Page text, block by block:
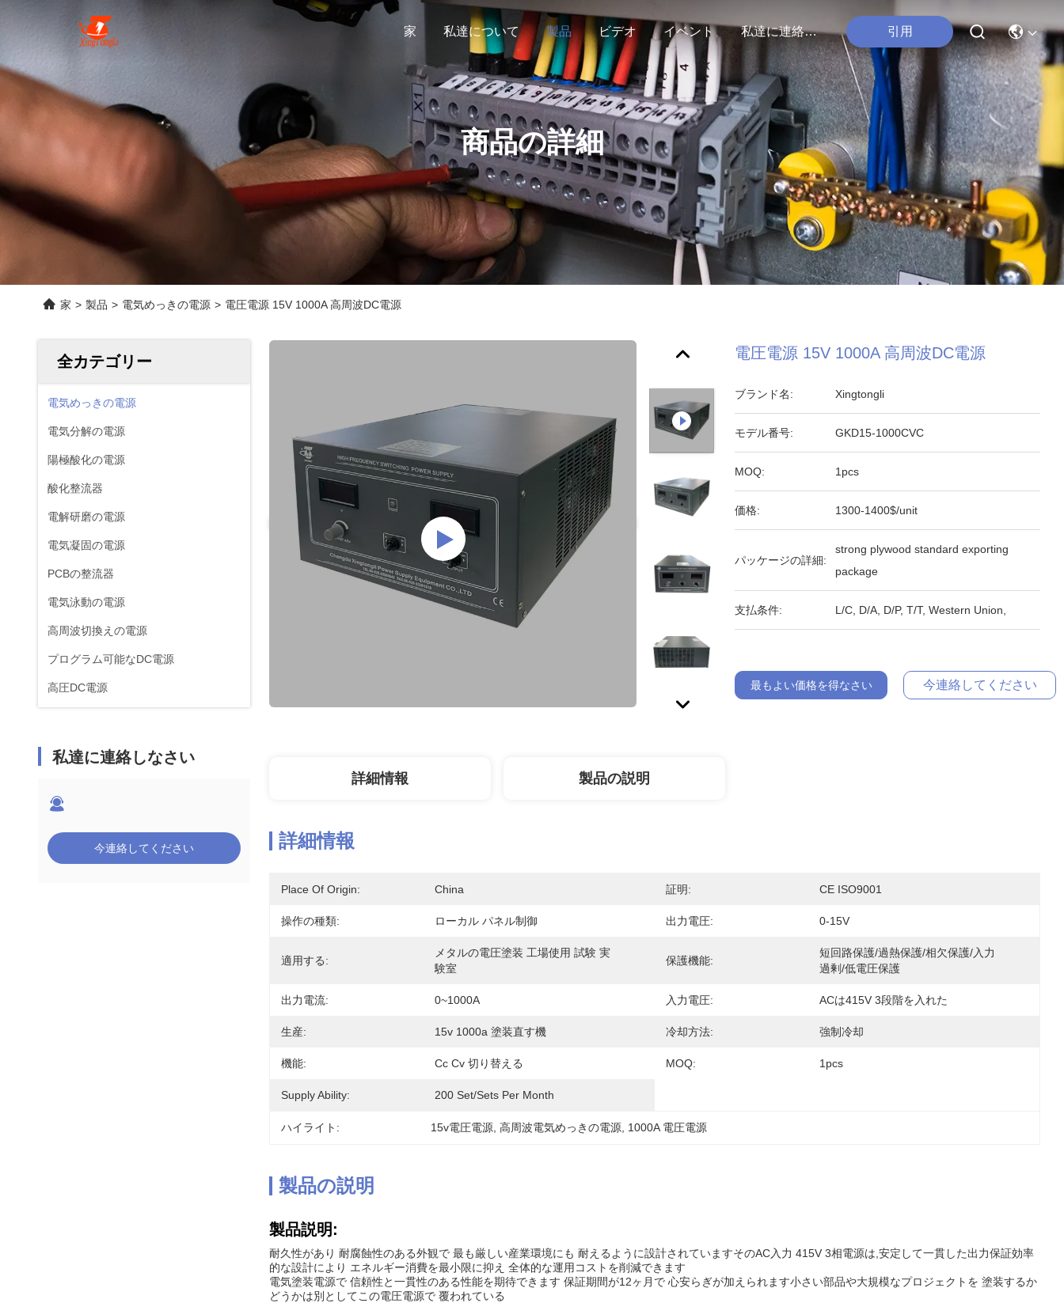
家 私達について 製品 ビデオ イベント 私達に連絡しなさい 引用
商品の詳細
家 > 製品 > 電気めっきの電源 > 電圧電源 15V 1000A 高周波DC電源
全カテゴリー
電気めっきの電源
電気分解の電源
陽極酸化の電源
酸化整流器
電解研磨の電源
電気凝固の電源
PCBの整流器
電気泳動の電源
高周波切換えの電源
プログラム可能なDC電源
高圧DC電源
私達に連絡しなさい
今連絡してください
電圧電源 15V 1000A 高周波DC電源
ブランド名: Xingtongli
モデル番号: GKD15-1000CVC
MOQ: 1pcs
価格: 1300-1400$/unit
パッケージの詳細:
strong plywood standard exporting
package
支払条件: L/C, D/A, D/P, T/T, Western Union,
最もよい価格を得なさい 今連絡してください
詳細情報 製品の説明
詳細情報
Place Of Origin: China 証明: CE ISO9001
操作の種類: ローカル パネル制御 出力電圧: 0-15V
適用する:
メタルの電圧塗装 工場使用 試験 実
験室
保護機能:
短回路保護/過熱保護/相欠保護/入力
過剰/低電圧保護
出力電流: 0~1000A 入力電圧: ACは415V 3段階を入れた
生産: 15v 1000a 塗装直す機 冷却方法: 強制冷却
機能: Cc Cv 切り替える MOQ: 1pcs
Supply Ability: 200 Set/Sets Per Month
ハイライト: 15v電圧電源 , 高周波電気めっきの電源 1000A 電圧電源
製品の説明
製品説明:
耐久性があり 耐腐蝕性のある外観で 最も厳しい産業環境にも 耐えるように設計されていますそのAC入力 415V 3相電源は,安定して一貫した出力保証効率
的な設計により エネルギー消費を最小限に抑え 全体的な運用コストを削減できます
電気塗装電源で 信頼性と一貫性のある性能を期待できます 保証期間が12ヶ月で 心安らぎが加えられます小さい部品や大規模なプロジェクトを 塗装するか
どうかは別としてこの電圧電源で 覆われている